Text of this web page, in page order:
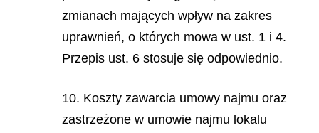
zmianach mających wpływ na zakres
uprawnień, o których mowa w ust. 1 i 4.
Przepis ust. 6 stosuje się odpowiednio.
10. Koszty zawarcia umowy najmu oraz
zastrzeżone w umowie najmu lokalu